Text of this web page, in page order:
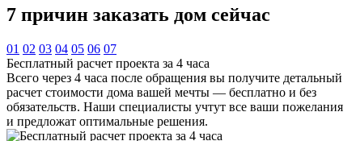
7 причин заказать дом сейчас
01 02 03 04 05 06 07
Бесплатный расчет проекта за 4 часа
Всего через 4 часа после обращения вы получите детальный
расчет стоимости дома вашей мечты — бесплатно и без
обязательств. Наши специалисты учтут все ваши пожелания
и предложат оптимальные решения.